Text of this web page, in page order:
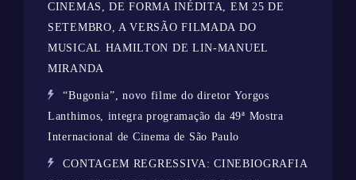
CINEMAS, DE FORMA INÉDITA, EM 25 DE
SETEMBRO, A VERSÃO FILMADA DO
MUSICAL HAMILTON DE LIN-MANUEL
MIRANDA
“Bugonia”, novo filme do diretor Yorgos
Lanthimos, integra programação da 49ª Mostra
Internacional de Cinema de São Paulo
CONTAGEM REGRESSIVA: CINEBIOGRAFIA